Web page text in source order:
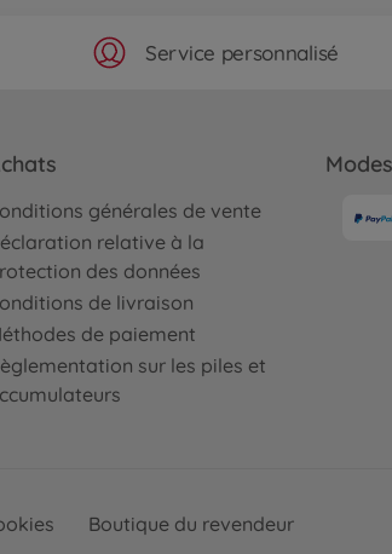
Service personnalisé
générales de vente
relative à la
des données
de livraison
de paiement
sur les piles et
Boutique du revendeur